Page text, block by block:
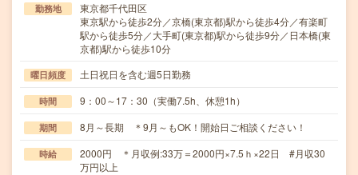
勤務地
東京都千代田区
東京駅から徒歩2分／京橋(東京都)駅から徒歩4分／有楽町
駅から徒歩5分／大手町(東京都)駅から徒歩9分／日本橋(東
京都)駅から徒歩10分
曜日頻度 土日祝日を含む週5日勤務
時間 9：00～17：30（実働7.5h、休憩1h）
期間 8月～長期 ＊9月～もOK！開始日ご相談ください！
時給
2000円 ＊月収例:33万＝2000円×7.5ｈ×22日 #月収30
万円以上